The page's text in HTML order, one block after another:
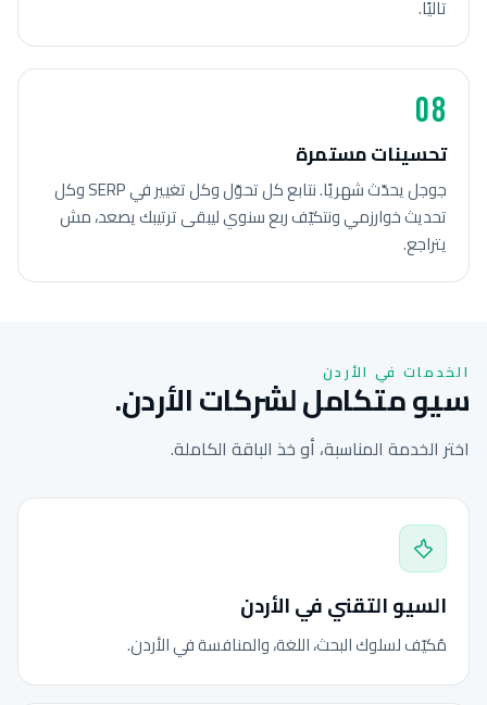
تاليًا.
08
تحسينات مستمرة
جوجل يحدّث شهريًا. نتابع كل تحوّل وكل تغيير في SERP وكل
تحديث خوارزمي ونتكيّف ربع سنوي ليبقى ترتيبك يصعد، مش
يتراجع.
الخدمات في الأردن
سيو متكامل لشركات الأردن.
اختر الخدمة المناسبة، أو خذ الباقة الكاملة.
السيو التقني في الأردن
مُكيّف لسلوك البحث، اللغة، والمنافسة في الأردن.